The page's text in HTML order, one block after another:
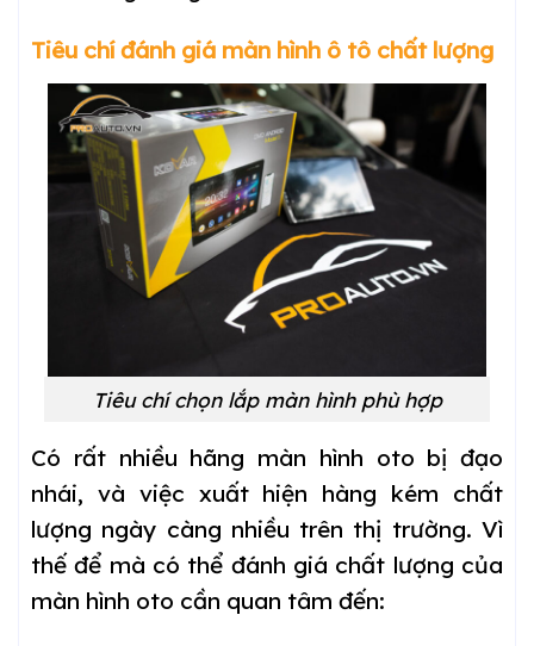
Tiêu chí đánh giá màn hình ô tô chất lượng
Tiêu chí chọn lắp màn hình phù hợp
Có rất nhiều hãng màn hình oto bị đạo
nhái, và việc xuất hiện hàng kém chất
lượng ngày càng nhiều trên thị trường. Vì
thế để mà có thể đánh giá chất lượng của
màn hình oto cần quan tâm đến: